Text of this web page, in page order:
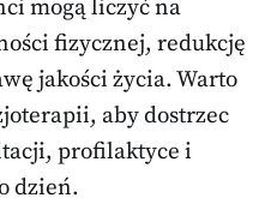
mogą liczyć na
fizycznej, redukcję
jakości życia. Warto
aby dostrzec
profilaktyce i
dzień.